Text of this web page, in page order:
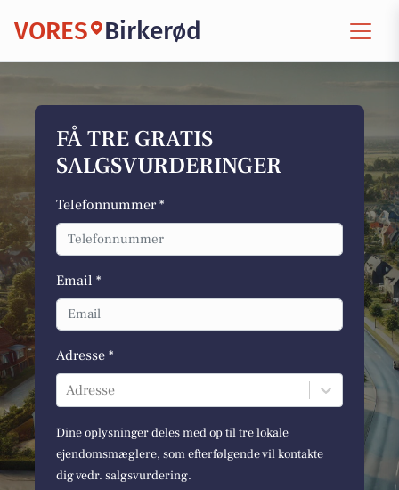
VORES Birkerød
FÅ TRE GRATIS
SALGSVURDERINGER
Telefonnummer *
Email *
Adresse *
Adresse
Dine oplysninger deles med op til tre lokale
ejendomsmæglere, som efterfølgende vil kontakte
dig vedr. salgsvurdering.